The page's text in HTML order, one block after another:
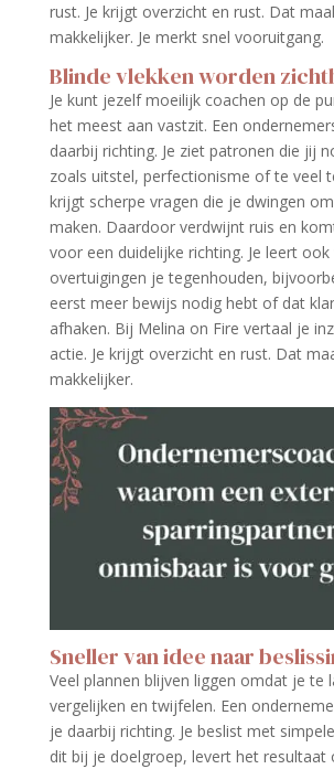
rust. Je krijgt overzicht en rust. Dat
makkelijker. Je merkt snel vooruitgang.
Blinde vlekken worden
Je kunt jezelf moeilijk coachen op de
het meest aan vastzit. Een
daarbij richting. Je ziet patronen die jij
zoals uitstel, perfectionisme of te veel
krijgt scherpe vragen die je dwingen
maken. Daardoor verdwijnt ruis en
voor een duidelijke richting. Je leert ook
overtuigingen je tegenhouden,
eerst meer bewijs nodig hebt of dat
afhaken. Bij Melina on Fire vertaal je
actie. Je krijgt overzicht en rust. Dat
makkelijker.
Sneller van idee naar
Veel plannen blijven liggen omdat je te
vergelijken en twijfelen. Een
je daarbij richting. Je beslist met
dit bij je doelgroep, levert het resultaat